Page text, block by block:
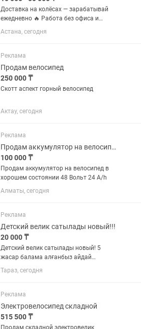
Доставка на колёсах — зарабатывай
ежедневно 🔥 Работа без офиса и
начальника. Подключись к платформе
Wolt и получай оплату за каждый
в тот же день — выводишь сам...
Астана, сегодня
Реклама
Продам велосипед
250 000 ₸
Скотт аспект горный велосипед
Актау, сегодня
Реклама
Продам аккумулятор на велосипед
100 000 ₸
Продам аккумулятор на велосипед в
хорошем состоянии 48 Вольт 24 А/h
Алматы, сегодня
Реклама
Детский велик сатылады новый!!!
20 000 ₸
Детский велик сатылады новый! 5
жасар балама алғанбыз айдай
алмады. 33 мыңға алғанбыз, 20 мың,
саудасы бар! 5-6 жасар балаға болады.
Тараз, сегодня
Реклама
Электровелосипед складной
515 500 ₸
Продам складной электровелик